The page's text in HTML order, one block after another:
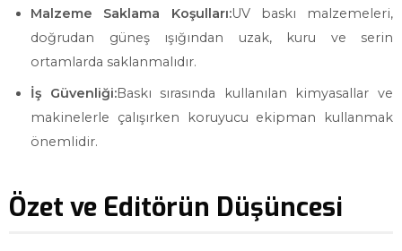
Malzeme Saklama Koşulları:UV baskı malzemeleri,
doğrudan güneş ışığından uzak, kuru ve serin
ortamlarda saklanmalıdır.
İş Güvenliği:Baskı sırasında kullanılan kimyasallar ve
makinelerle çalışırken koruyucu ekipman kullanmak
önemlidir.
Özet ve Editörün Düşüncesi